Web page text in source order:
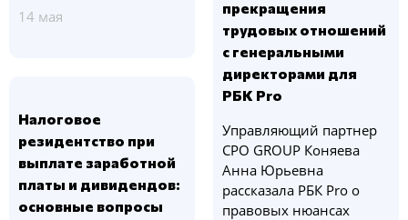
14 мая
прекращения
трудовых отношений
с генеральными
директорами для
РБК Pro
Управляющий партнер
CPO GROUP Коняева
Анна Юрьевна
рассказала РБК Pro о
правовых нюансах
Налоговое
резидентство при
выплате заработной
платы и дивидендов:
основные вопросы